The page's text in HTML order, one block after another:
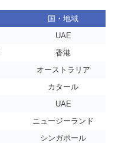
国・地域
UAE
香港
オーストラリア
カタール
UAE
ニュージーランド
シンガポール